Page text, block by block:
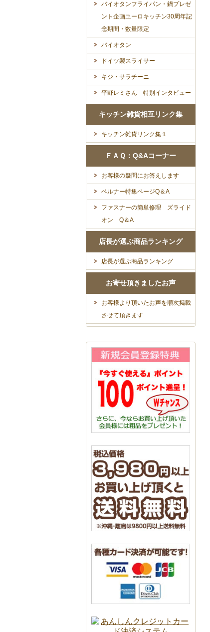
バイオタンフライパン・鍋プレゼ
ント企画ユーロキッチン30周年記
念期間・数量限定
バイオタン
ドイツ製スライサー
キジ・サラチーニ
平野レミさん 特別インタビュー
キッチン雑貨相互リンク集
キッチン雑貨リンク集１
ＦＡＱ：Q&Aコーナー
お客様の疑問にお答えします
ベルナー特集ページQ＆A
ファスナーの簡単修理 ズライド
オン Q＆A
店長が選ぶ商品ランキング
店長が選ぶ商品ランキング
お寄せ頂きましたお声
お客様より頂いたお声を順次掲載
させて頂きます